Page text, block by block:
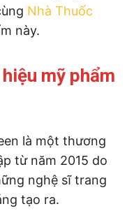
Nhà Thuốc
này.
mỹ phẩm
là một thương
từ năm 2015 do
nghệ sĩ trang
tạo ra.